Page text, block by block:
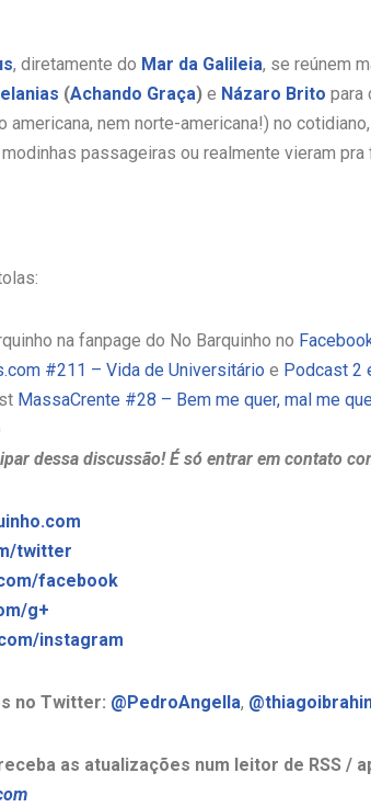
, diretamente do Mar da Galileia, se reúnem
(Achando Graça) e Názaro Brito para
americana, nem norte-americana!) no
passageiras ou realmente vieram pra
na fanpage do No Barquinho no
#211 – Vida de Universitário e Podcast 2
MassaCrente #28 – Bem me quer, mal me
dessa discussão! É só entrar em contato
twitter
facebook
g+
instagram
no Twitter: @PedroAngella,
as atualizações num leitor de RSS /